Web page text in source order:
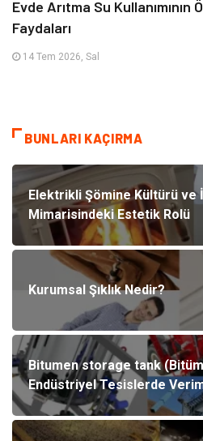
Evde Arıtma Su Kullanımının
Faydaları
14 Tem 2026, Sal
BUNLARI KAÇIRMA
Elektrikli Şömine Kültürü ve
Mimarisindeki Estetik Rolü
Kurumsal Şıklık Nedir?
Bitumen storage tank
Endüstriyel Tesislerde